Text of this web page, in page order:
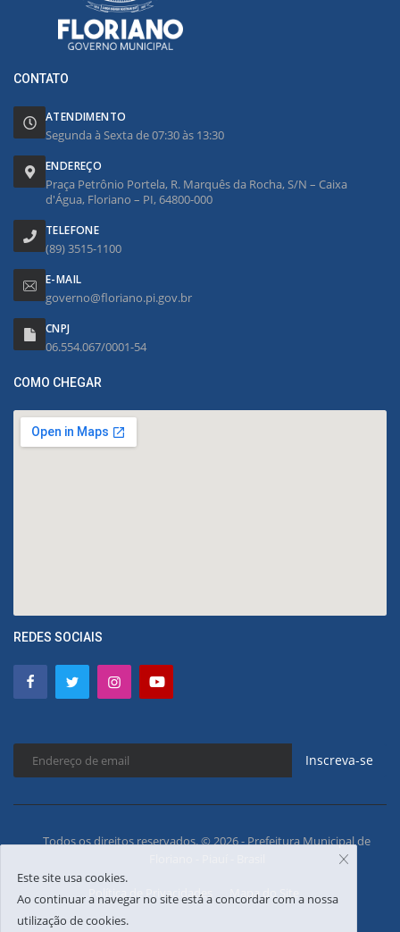
CONTATO
ATENDIMENTO
Segunda à Sexta de 07:30 às 13:30
ENDEREÇO
Praça Petrônio Portela, R. Marquês da Rocha, S/N – Caixa
d'Água, Floriano – PI, 64800-000
TELEFONE
(89) 3515-1100
E-MAIL
governo@floriano.pi.gov.br
CNPJ
06.554.067/0001-54
COMO CHEGAR
REDES SOCIAIS
Inscreva-se
Todos os direitos reservados. © 2026 - Prefeitura Municipal de
Política de Privacidades Mapa do Site
Este site usa cookies.
Ao continuar a navegar no site está a concordar com a nossa
utilização de cookies.